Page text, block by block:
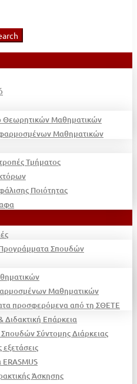
Θεωρητικών Μαθηματικών
Μαθηματικών
Τμήματος
Ποιότητας
Σπουδών
Μαθηματικών
προσφερόμενα από τη ΣΘΕΤΕ
Διδακτική Επάρκεια
Σύντομης Διάρκειας
εξετάσεις
Άσκησης